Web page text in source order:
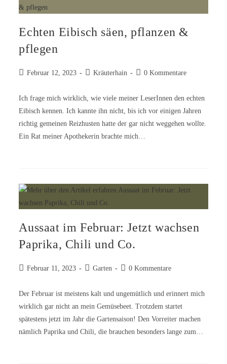
Echten Eibisch säen, pflanzen &
pflegen
Februar 12, 2023 Kräuterhain 0 Kommentare
Ich frage mich wirklich, wie viele meiner LeserInnen den echten
Eibisch kennen. Ich kannte ihn nicht, bis ich vor einigen Jahren
richtig gemeinen Reizhusten hatte der gar nicht weggehen wollte.
Ein Rat meiner Apothekerin brachte mich…
Aussaat im Februar: Jetzt wachsen
Paprika, Chili und Co.
Februar 11, 2023 Garten 0 Kommentare
Der Februar ist meistens kalt und ungemütlich und erinnert mich
wirklich gar nicht an mein Gemüsebeet. Trotzdem startet
spätestens jetzt im Jahr die Gartensaison! Den Vorreiter machen
nämlich Paprika und Chili, die brauchen besonders lange zum…